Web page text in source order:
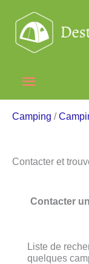
contenu
Menu
principal
Camping /
Contacter et
Contacter
Liste de
quelques